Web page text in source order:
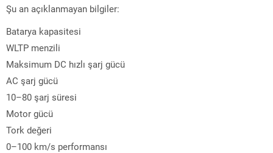
Şu an açıklanmayan bilgiler:
Batarya kapasitesi
WLTP menzili
Maksimum DC hızlı şarj gücü
AC şarj gücü
10–80 şarj süresi
Motor gücü
Tork değeri
0–100 km/s performansı